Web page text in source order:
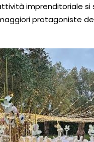
imprenditoriale
protagoniste